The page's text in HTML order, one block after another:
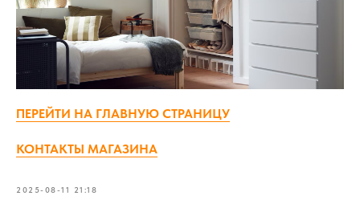
ПЕРЕЙТИ НА ГЛАВНУЮ СТРАНИЦУ
КОНТАКТЫ МАГАЗИНА
2025-08-11 21:18